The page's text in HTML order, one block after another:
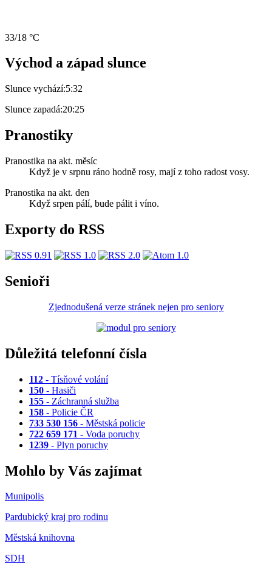
33/18 °C
Východ a západ slunce
Slunce vychází:5:32
Slunce zapadá:20:25
Pranostiky
Pranostika na akt. měsíc
Když je v srpnu ráno hodně rosy, mají z toho radost vosy.
Pranostika na akt. den
Když srpen pálí, bude pálit i víno.
Exporty do RSS
Senioři
Zjednodušená verze stránek nejen pro seniory
Důležitá telefonní čísla
112 - Tísňové volání
150 - Hasiči
155 - Záchranná služba
158 - Policie ČR
733 530 156 - Městská policie
722 659 171 - Voda poruchy
1239 - Plyn poruchy
Mohlo by Vás zajímat
Munipolis
Pardubický kraj pro rodinu
Městská knihovna
SDH